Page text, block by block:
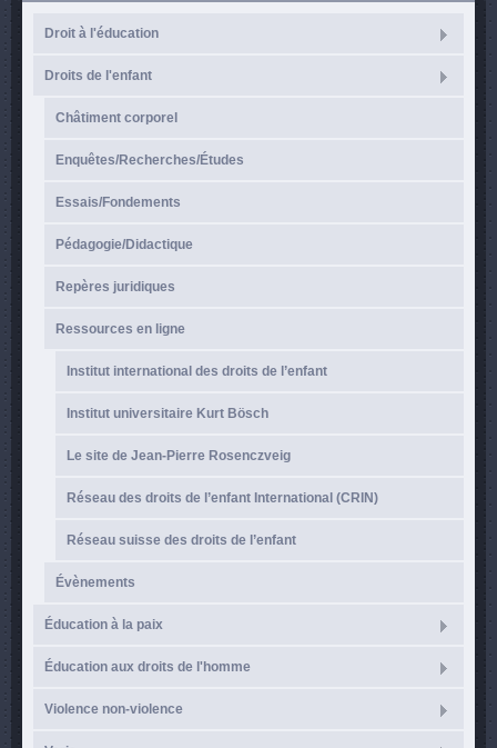
Droit à l'éducation
Droits de l'enfant
Châtiment corporel
Enquêtes/Recherches/Études
Essais/Fondements
Pédagogie/Didactique
Repères juridiques
Ressources en ligne
Institut international des droits de l’enfant
Institut universitaire Kurt Bösch
Le site de Jean-Pierre Rosenczveig
Réseau des droits de l’enfant International (CRIN)
Réseau suisse des droits de l’enfant
Évènements
Éducation à la paix
Éducation aux droits de l'homme
Violence non-violence